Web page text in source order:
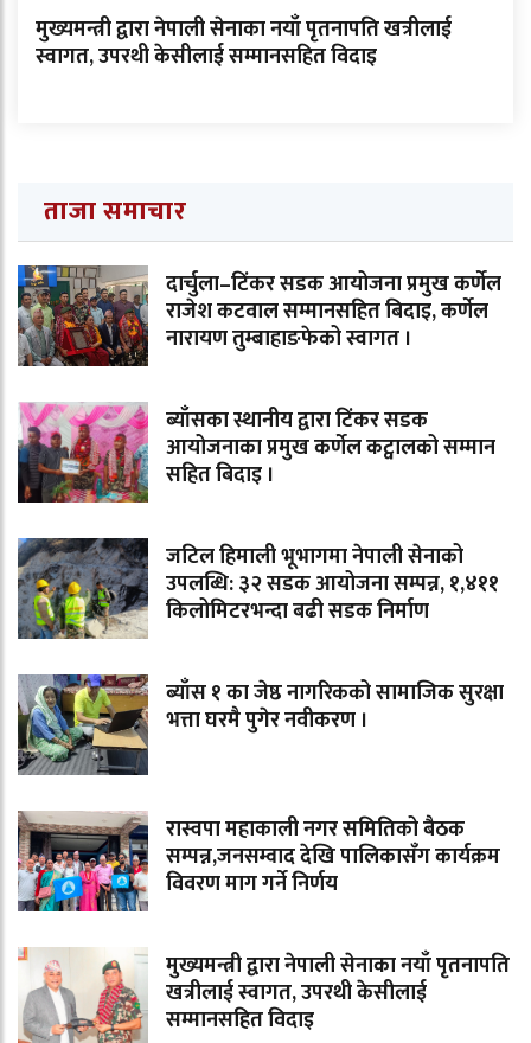
मुख्यमन्त्री द्वारा नेपाली सेनाका नयाँ पृतनापति खत्रीलाई
स्वागत, उपरथी केसीलाई सम्मानसहित विदाइ
ताजा समाचार
दार्चुला–टिंकर सडक आयोजना प्रमुख कर्णेल
राजेश कटवाल सम्मानसहित बिदाइ, कर्णेल
नारायण तुम्बाहाङफेको स्वागत ।
ब्याँसका स्थानीय द्वारा टिंकर सडक
आयोजनाका प्रमुख कर्णेल कट्वालको सम्मान
सहित बिदाइ ।
जटिल हिमाली भूभागमा नेपाली सेनाको
उपलब्धि: ३२ सडक आयोजना सम्पन्न, १,४११
किलोमिटरभन्दा बढी सडक निर्माण
ब्याँस १ का जेष्ठ नागरिकको सामाजिक सुरक्षा
भत्ता घरमै पुगेर नवीकरण ।
रास्वपा महाकाली नगर समितिको बैठक
सम्पन्न,जनसम्वाद देखि पालिकासँग कार्यक्रम
विवरण माग गर्ने निर्णय
मुख्यमन्त्री द्वारा नेपाली सेनाका नयाँ पृतनापति
खत्रीलाई स्वागत, उपरथी केसीलाई
सम्मानसहित विदाइ